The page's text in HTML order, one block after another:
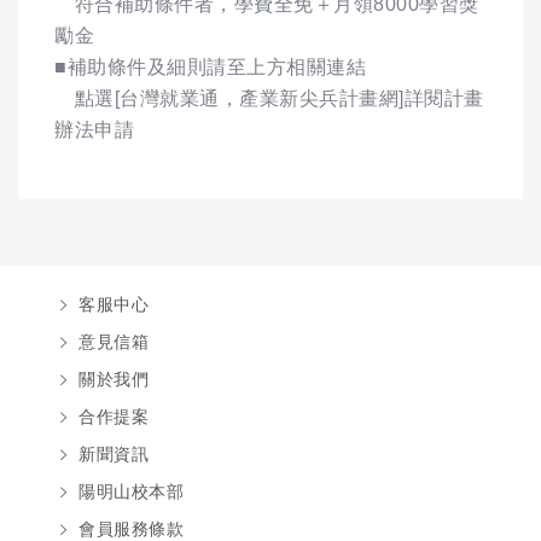
勵金
■補助條件及細則請至上方相關連結
點選[台灣就業通，產業新尖兵計畫網]詳閱計畫
辦法申請
客服中心
意見信箱
關於我們
合作提案
新聞資訊
陽明山校本部
會員服務條款